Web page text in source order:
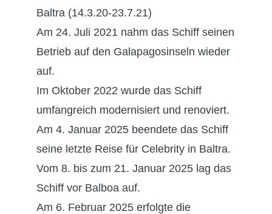
Baltra (14.3.20-23.7.21)
Am 24. Juli 2021 nahm das Schiff seinen
Betrieb auf den Galapagosinseln wieder
auf.
Im Oktober 2022 wurde das Schiff
umfangreich modernisiert und renoviert.
Am 4. Januar 2025 beendete das Schiff
seine letzte Reise für Celebrity in Baltra.
Vom 8. bis zum 21. Januar 2025 lag das
Schiff vor Balboa auf.
Am 6. Februar 2025 erfolgte die